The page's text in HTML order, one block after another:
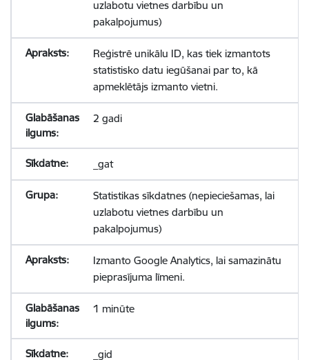
uzlabotu vietnes darbību un
pakalpojumus)
Reģistrē unikālu ID, kas tiek izmantots
statistisko datu iegūšanai par to, kā
apmeklētājs izmanto vietni.
2 gadi
_gat
Statistikas sīkdatnes (nepieciešamas, lai
uzlabotu vietnes darbību un
pakalpojumus)
Izmanto Google Analytics, lai samazinātu
pieprasījuma līmeni.
1 minūte
_gid